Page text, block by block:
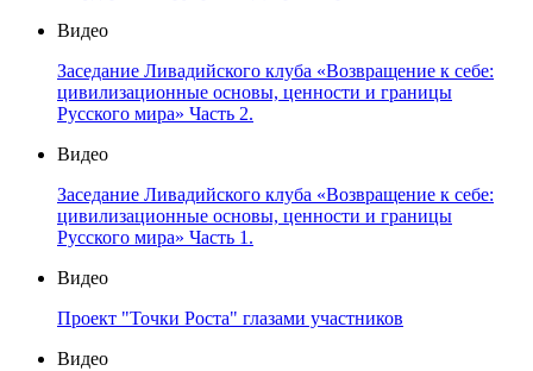
Видео
Заседание Ливадийского клуба «Возвращение к себе:
цивилизационные основы, ценности и границы
Русского мира» Часть 2.
Видео
Заседание Ливадийского клуба «Возвращение к себе:
цивилизационные основы, ценности и границы
Русского мира» Часть 1.
Видео
Проект "Точки Роста" глазами участников
Видео